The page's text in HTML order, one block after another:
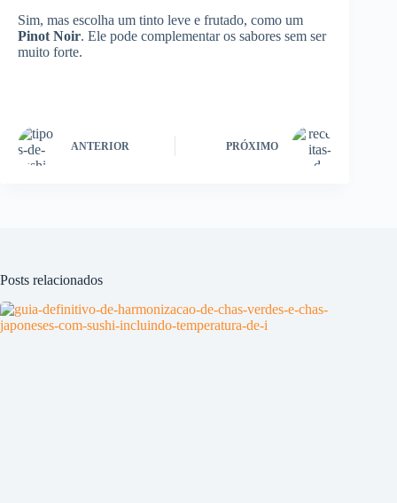
Sim, mas escolha um tinto leve e frutado, como um
Pinot Noir. Ele pode complementar os sabores sem ser
muito forte.
ANTERIOR PRÓXIMO
Posts relacionados